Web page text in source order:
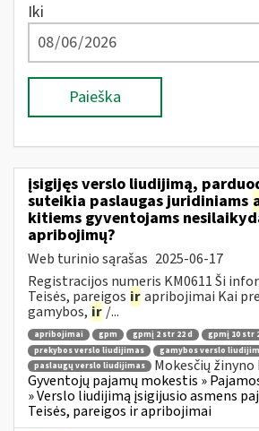
Iki
Paieška
įsigijęs verslo liudijimą,
suteikia paslaugas juridiniams
kitiems gyventojams
apribojimų?
Web turinio sąrašas 2025-06-17
Registracijos numeris KM0611 Ši
Teisės, pareigos irapribojimai Kai
gamybos, ir /...
apribojimai gpm gpmį 2 str 22 d
gpmį 10 str
prekybos verslo liudijimas
gamybos verslo
paslaugų verslo liudijimas
Mokesčių
Gyventojų pajamų mokestis »
» Verslo liudijimą įsigijusio asmens
Teisės, pareigos ir apribojimai